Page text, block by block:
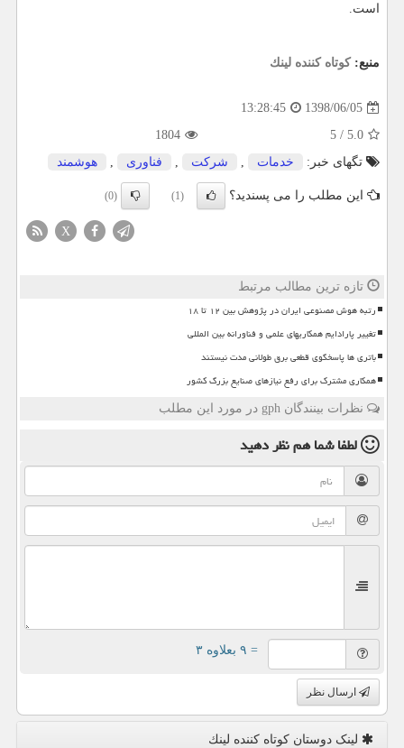
است.
منبع:كوتاه كننده لینك
1398/06/05
13:28:45
5.0
/
5
1804
تگهای خبر:
خدمات , شركت , فناوری , هوشمند
این مطلب را می پسندید؟ (1)
(0)
X
تازه ترین مطالب مرتبط
رتبه هوش مصنوعی ایران در پژوهش بین ۱۲ تا ۱۸
تغییر پارادایم همکاریهای علمی و فناورانه بین المللی
باتری ها پاسخگوی قطعی برق طولانی مدت نیستند
همکاری مشترک برای رفع نیازهای صنایع بزرگ کشور
نظرات بینندگان gph در مورد این مطلب
لطفا شما همنظر دهید
= ۹ بعلاوه ۳
ارسال نظر
لینک دوستان كوتاه كننده لینك